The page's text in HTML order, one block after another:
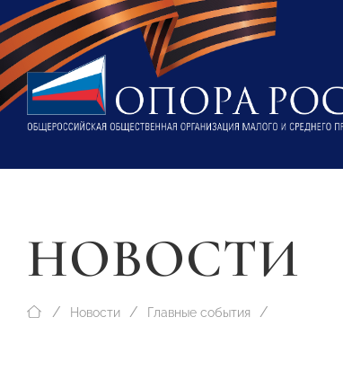
НОВОСТИ
Новости Главные события